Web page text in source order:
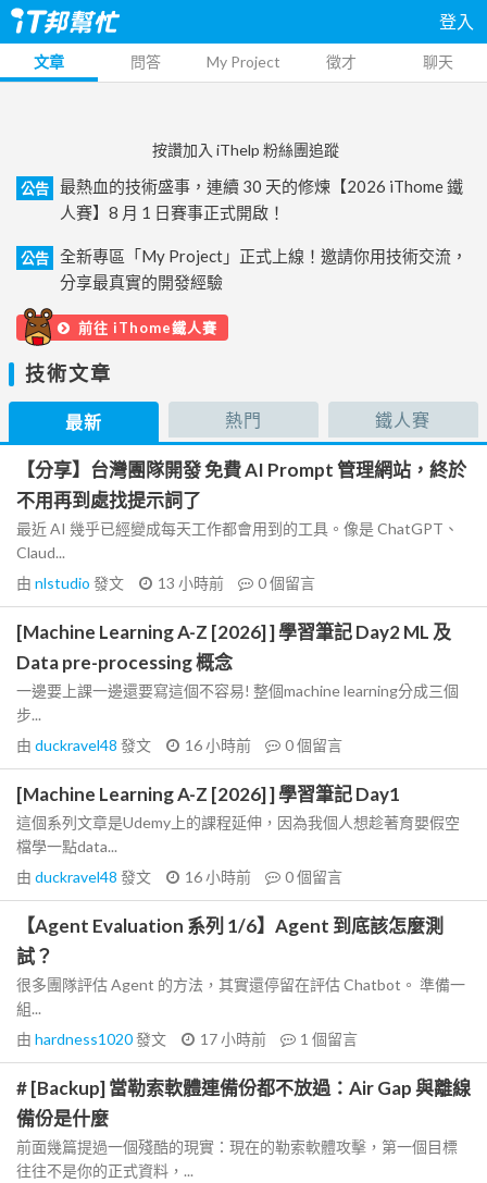
登入
文章 問答 My Project 徵才 聊天
按讚加入 iThelp 粉絲團追蹤
公告
最熱血的技術盛事，連續 30 天的修煉【2026 iThome 鐵
人賽】8 月 1 日賽事正式開啟！
公告
全新專區「My Project」正式上線！邀請你用技術交流，
分享最真實的開發經驗
前往 iThome鐵人賽
技術文章
最新 熱門 鐵人賽
【分享】台灣團隊開發 免費 AI Prompt 管理網站，終於
不用再到處找提示詞了
最近 AI 幾乎已經變成每天工作都會用到的工具。像是 ChatGPT、
Claud...
由 nlstudio 發文 13 小時前 0個留言
[Machine Learning A-Z [2026] ] 學習筆記 Day2 ML 及
Data pre-processing 概念
一邊要上課一邊還要寫這個不容易! 整個machine learning分成三個
步...
由 duckravel48 發文 16 小時前 0個留言
[Machine Learning A-Z [2026] ] 學習筆記 Day1
這個系列文章是Udemy上的課程延伸，因為我個人想趁著育嬰假空
檔學一點data...
由 duckravel48 發文 16 小時前 0個留言
【Agent Evaluation 系列 1/6】Agent 到底該怎麼測
試？
很多團隊評估 Agent 的方法，其實還停留在評估 Chatbot。 準備一
組...
由 hardness1020發文 17 小時前 1 個留言
# [Backup] 當勒索軟體連備份都不放過：Air Gap 與離線
備份是什麼
前面幾篇提過一個殘酷的現實：現在的勒索軟體攻擊，第一個目標
往往不是你的正式資料，...